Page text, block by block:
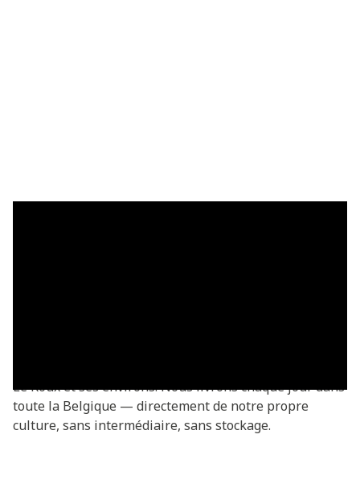
Le Roux et ses environs. Nous livrons chaque jour dans
toute la Belgique — directement de notre propre
culture, sans intermédiaire, sans stockage.